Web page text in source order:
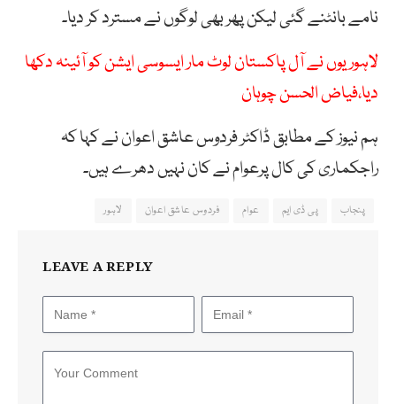
نامے بانٹنے گئی لیکن پھر بھی لوگوں نے مسترد کر دیا۔
لاہوریوں نے آل پاکستان لوٹ مار ایسوسی ایشن کو آئینہ دکھا
دیا،فیاض الحسن چوہان
ہم نیوز کے مطابق ڈاکٹر فردوس عاشق اعوان نے کہا کہ
راجکماری کی کال پرعوام نے کان نہیں دھرے ہیں۔
پنجاب پی ڈی ایم عوام فردوس عاشق اعوان لاہور
LEAVE A REPLY